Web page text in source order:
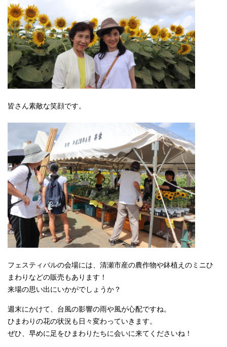
皆さん素敵な笑顔です。
フェスティバルの会場には、清瀬市産の農作物や鉢植えのミニひ
まわりなどの販売もあります！
来場の思い出にいかがでしょうか？
週末にかけて、台風の影響の雨や風が心配ですね。
ひまわりの花の状況も日々変わっていきます。
ぜひ、早めに足をひまわりたちに会いに来てくださいね！